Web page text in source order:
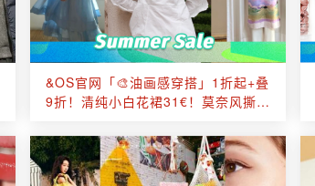
&OS官网「🎨油画感穿搭」1折起+叠
9折！清纯小白花裙31€！莫奈风撕漫